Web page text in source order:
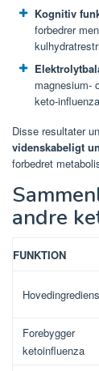
Kognitiv
forbedrer
magnesium-
keto-
Disse resultater
videnskabeligt
forbedret
andre
FUNKTION
Hovedingrediens
Forebygger
ketoinfluenza